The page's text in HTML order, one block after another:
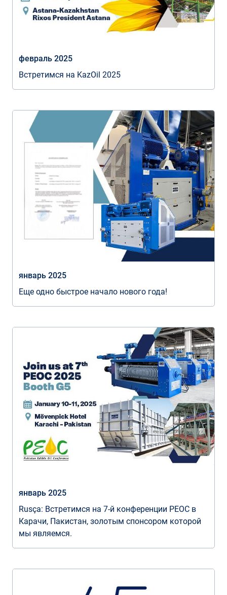
февраль 2025
Встретимся на KazOil 2025
январь 2025
Еще одно быстрое начало нового года!
январь 2025
Rusça: Встретимся на 7-й конференции PEOC в
Карачи, Пакистан, золотым спонсором которой
мы являемся.